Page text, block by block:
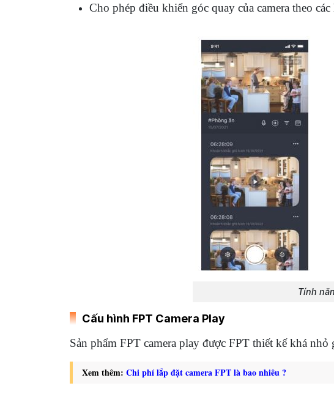
Cho phép điều khiển góc quay của camera theo
Tính
Cấu hình FPT Camera Play
Sản phẩm FPT camera play được FPT thiết kế khá
Xem thêm: Chi phí lắp đặt camera FPT là bao nhiêu ?